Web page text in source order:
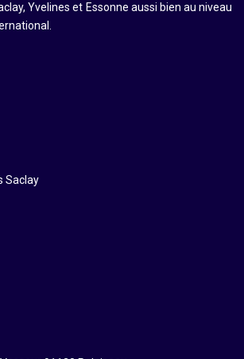
Yvelines et Essonne aussi bien au niveau
Saclay